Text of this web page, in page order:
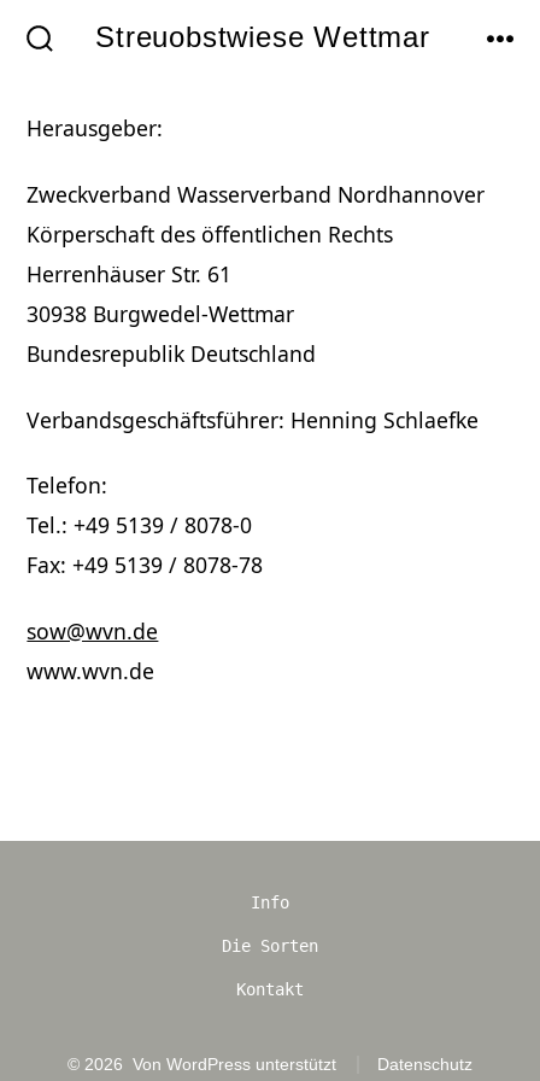
Zum
Inhalt
Streuobstwiese Wettmar
Herausgeber:
Zweckverband Wasserverband Nordhannover
Körperschaft des öffentlichen Rechts
Herrenhäuser Str. 61
30938 Burgwedel-Wettmar
Bundesrepublik Deutschland
Verbandsgeschäftsführer: Henning Schlaefke
Telefon:
Tel.: +49 5139 / 8078-0
Fax: +49 5139 / 8078-78
sow@wvn.de
www.wvn.de
Info
Die Sorten
Kontakt
© 2026Von WordPress unterstützt Datenschutz